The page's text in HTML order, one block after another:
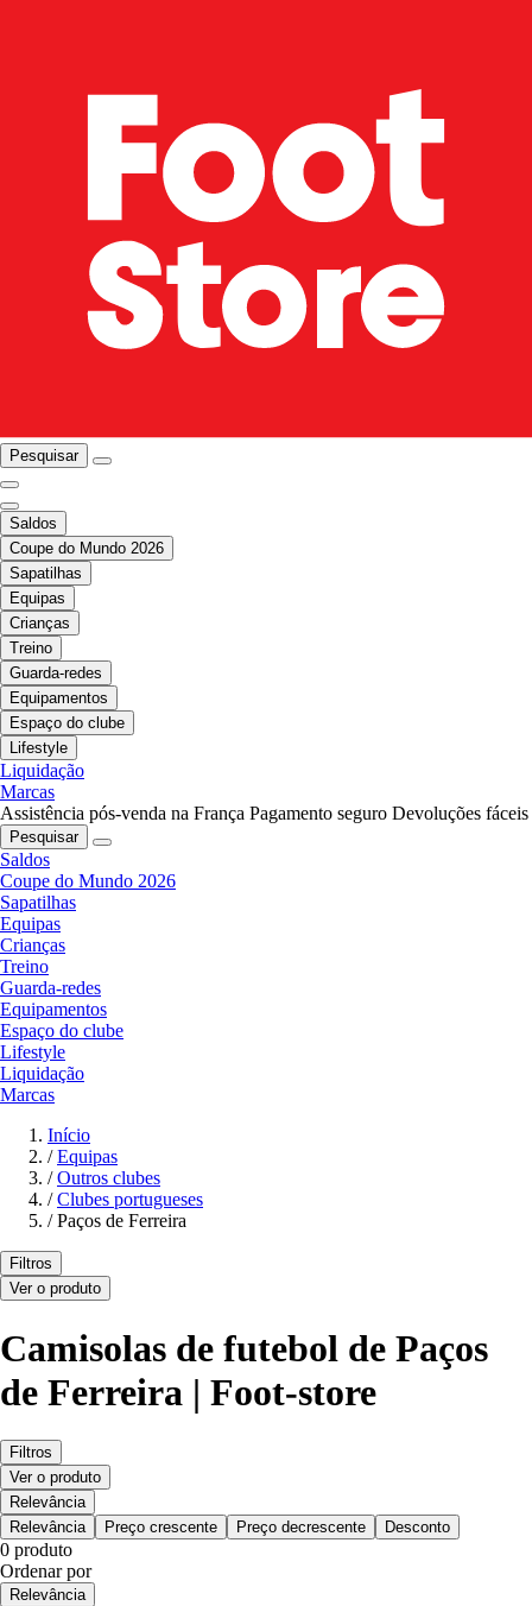
Pesquisar
Saldos
Coupe do Mundo 2026
Sapatilhas
Equipas
Crianças
Treino
Guarda-redes
Equipamentos
Espaço do clube
Lifestyle
Liquidação
Marcas
Assistência pós-venda na França Pagamento seguro Devoluções fáceis
Pesquisar
Saldos
Coupe do Mundo 2026
Sapatilhas
Equipas
Crianças
Treino
Guarda-redes
Equipamentos
Espaço do clube
Lifestyle
Liquidação
Marcas
Início
/ Equipas
/ Outros clubes
/ Clubes portugueses
/ Paços de Ferreira
Filtros
Ver o produto
Camisolas de futebol de Paços
de Ferreira | Foot-store
Filtros
Ver o produto
Relevância
Relevância
Preço crescente Preço decrescente Desconto
0 produto
Ordenar por
Relevância